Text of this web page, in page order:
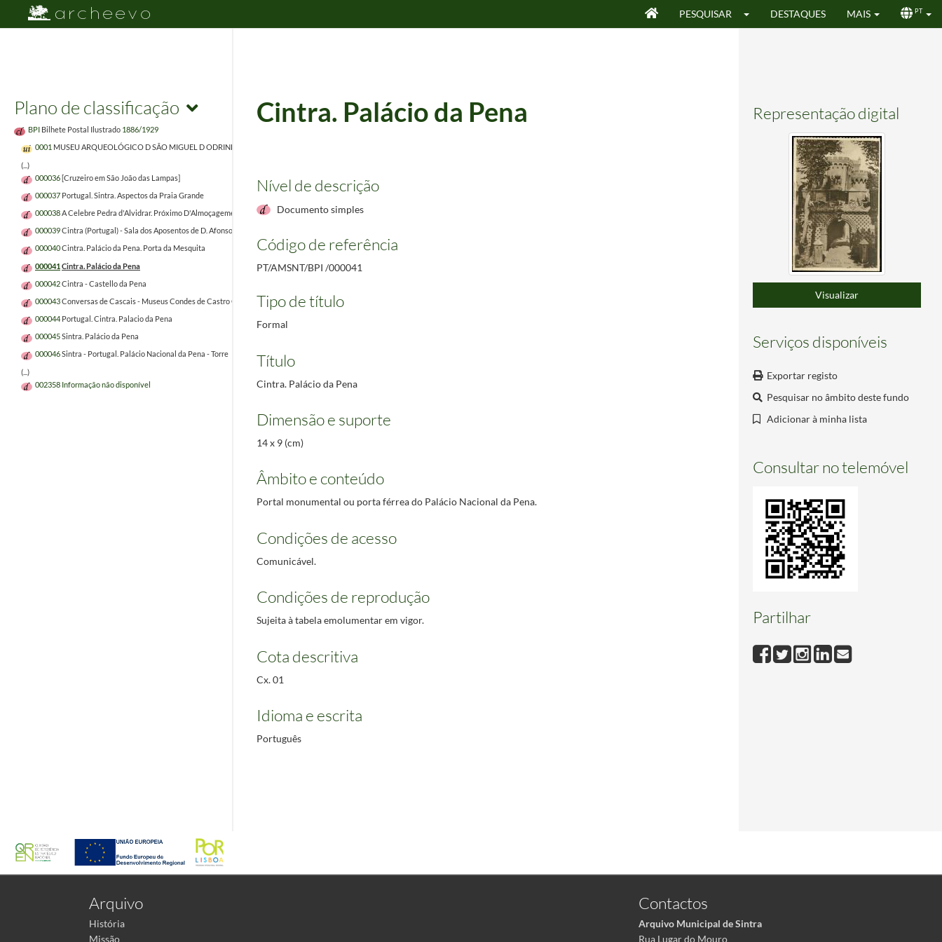
PESQUISAR DESTAQUES MAIS PT
Plano de classificação
BPI Bilhete Postal Ilustrado 1886/1929
0001 MUSEU ARQUEOLÓGICO D SÃO MIGUEL D ODRINHAS
(...)
000036 [Cruzeiro em São João das Lampas]
000037 Portugal. Sintra. Aspectos da Praia Grande
000038A Celebre Pedra d'Alvidrar. Próximo D'Almoçageme
000039Cintra (Portugal) - Sala dos Aposentos de D. Afonso XIII
000040Cintra. Palácio da Pena. Porta da Mesquita
000041 Cintra. Palácio da Pena
000042Cintra - Castello da Pena
000043Conversas de Cascais - Museus Condes de Castro Guimarães
000044 Portugal. Cintra. Palacio da Pena
000045Sintra. Palácio da Pena
000046Sintra - Portugal. Palácio Nacional da Pena - Torre
(...)
002358 Informação não disponível
Representação digital
Visualizar
Serviços disponíveis
Exportar registo
Pesquisar no âmbito deste fundo
Adicionar à minha lista
Consultar no telemóvel
Partilhar
Cintra. Palácio da Pena
Nível de descrição
Documento simples
Código de referência
PT/AMSNT/BPI /000041
Tipo de título
Formal
Título
Cintra. Palácio da Pena
Dimensão e suporte
14 x 9 (cm)
Âmbito e conteúdo
Portal monumental ou porta férrea do Palácio Nacional da Pena.
Condições de acesso
Comunicável.
Condições de reprodução
Sujeita à tabela emolumentar em vigor.
Cota descritiva
Cx. 01
Idioma e escrita
Português
Arquivo
História
Missão
Contactos
Arquivo Municipal de Sintra
Rua Lugar do Mouro